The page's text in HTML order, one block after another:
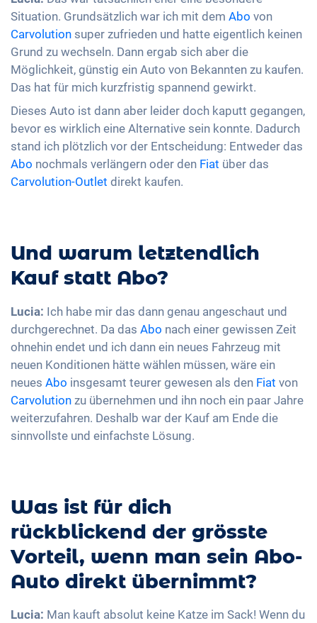
Situation. Grundsätzlich war ich mit dem Abo von
Carvolution super zufrieden und hatte eigentlich keinen
Grund zu wechseln. Dann ergab sich aber die
Möglichkeit, günstig ein Auto von Bekannten zu kaufen.
Das hat für mich kurzfristig spannend gewirkt.
Dieses Auto ist dann aber leider doch kaputt gegangen,
bevor es wirklich eine Alternative sein konnte. Dadurch
stand ich plötzlich vor der Entscheidung: Entweder das
Abo nochmals verlängern oder den Fiat über das
Carvolution-Outlet direkt kaufen.
Und warum letztendlich
Kauf statt Abo?
Lucia: Ich habe mir das dann genau angeschaut und
durchgerechnet. Da das Abo nach einer gewissen Zeit
ohnehin endet und ich dann ein neues Fahrzeug mit
neuen Konditionen hätte wählen müssen, wäre ein
neues Abo insgesamt teurer gewesen als den Fiat von
Carvolution zu übernehmen und ihn noch ein paar Jahre
weiterzufahren. Deshalb war der Kauf am Ende die
sinnvollste und einfachste Lösung.
Was ist für dich
rückblickend der grösste
Vorteil, wenn man sein Abo-
Auto direkt übernimmt?
Lucia: Man kauft absolut keine Katze im Sack! Wenn du